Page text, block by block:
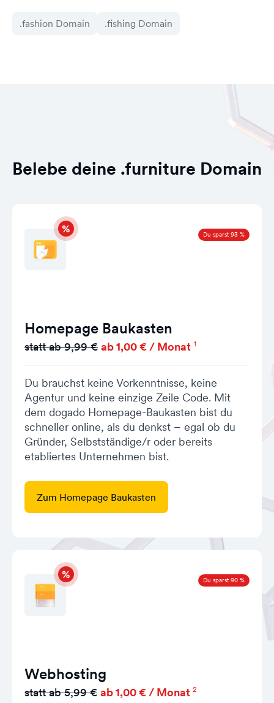
.fashion Domain .fishing Domain
Belebe deine .furniture Domain
Du sparst 93 %
Homepage Baukasten
statt ab 9,99 € ab 1,00 € / Monat 1
Du brauchst keine Vorkenntnisse, keine
Agentur und keine einzige Zeile Code. Mit
dem dogado Homepage-Baukasten bist du
schneller online, als du denkst – egal ob du
Gründer, Selbstständige/r oder bereits
etabliertes Unternehmen bist.
Zum Homepage Baukasten
Du sparst 90 %
Webhosting
statt ab 5,99 € ab 1,00 € / Monat 2